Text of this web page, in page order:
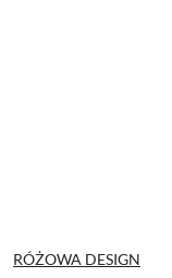
NAZWA
PRODUCENTA:
RÓŻOWA DESIGN